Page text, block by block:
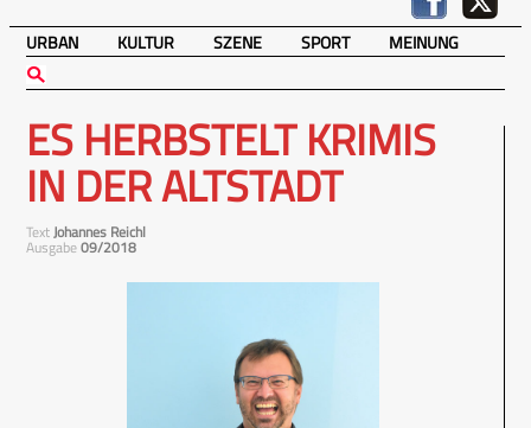
URBAN KULTUR SZENE SPORT MEINUNG
ES HERBSTELT KRIMIS
IN DER ALTSTADT
TextJohannes Reichl
Ausgabe09/2018